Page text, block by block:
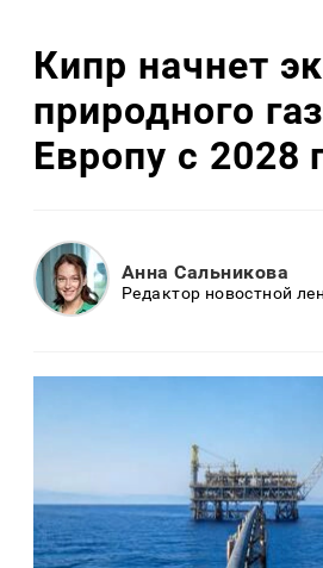
Кипр начнет
природного
Европу с 2028
Анна Сальникова
Редактор новостной